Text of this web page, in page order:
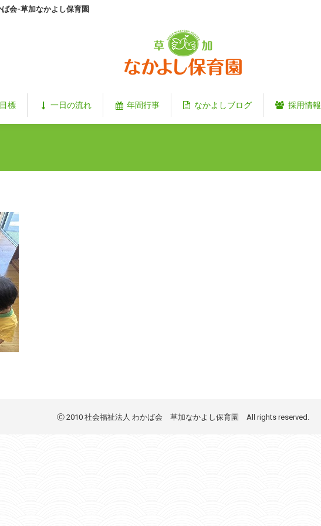
会-草加なかよし保育園
標 一日の流れ 年間行事 なかよしブログ 採用情報
Ⓒ 2010 社会福祉法人 わかば会 草加なかよし保育園 All rights reserved.